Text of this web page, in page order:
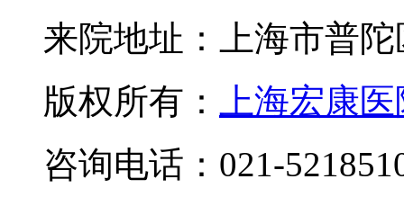
来院地址：上海市普
版权所有：
上海宏康
咨询电话：021-